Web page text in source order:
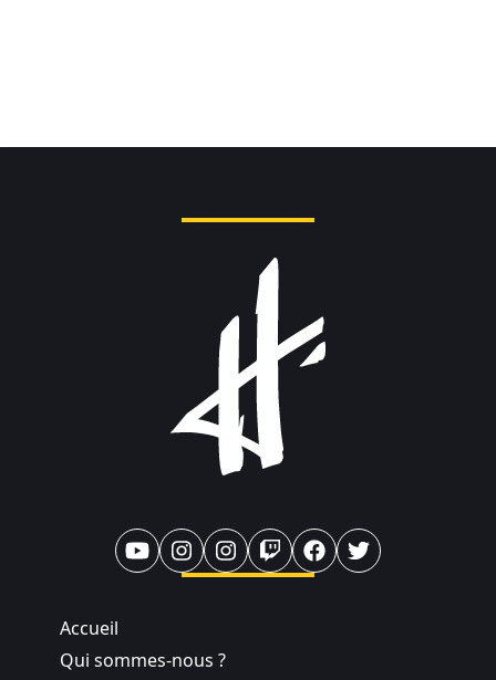
Accueil
Qui sommes-nous ?